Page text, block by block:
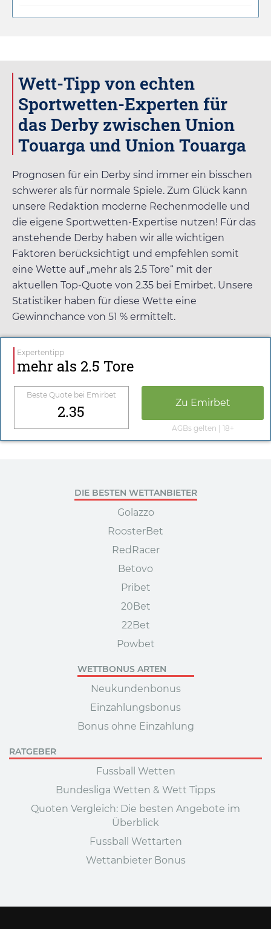
Wett-Tipp von echten
Sportwetten-Experten für
das Derby zwischen Union
Touarga und Union Touarga
Prognosen für ein Derby sind immer ein bisschen
schwerer als für normale Spiele. Zum Glück kann
unsere Redaktion moderne Rechenmodelle und
die eigene Sportwetten-Expertise nutzen! Für das
anstehende Derby haben wir alle wichtigen
Faktoren berücksichtigt und empfehlen somit
eine Wette auf „mehr als 2.5 Tore“ mit der
aktuellen Top-Quote von 2.35 bei Emirbet. Unsere
Statistiker haben für diese Wette eine
Gewinnchance von 51 % ermittelt.
Expertentipp
mehr als 2.5 Tore
Beste Quote bei Emirbet
2.35 Zu Emirbet
AGBs gelten | 18+
DIE BESTEN WETTANBIETER
Golazzo
RoosterBet
RedRacer
Betovo
Pribet
20Bet
22Bet
Powbet
WETTBONUS ARTEN
Neukundenbonus
Einzahlungsbonus
Bonus ohne Einzahlung
RATGEBER
Fussball Wetten
Bundesliga Wetten & Wett Tipps
Quoten Vergleich: Die besten Angebote im
Überblick
Fussball Wettarten
Wettanbieter Bonus